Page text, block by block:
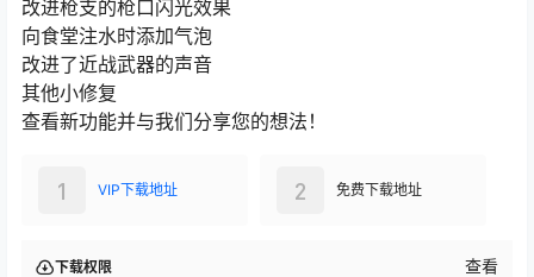
改进枪支的枪口闪光效果
向食堂注水时添加气泡
改进了近战武器的声音
其他小修复
查看新功能并与我们分享您的想法！
VIP下载地址
1 免费下载地址
2
下载权限 查看